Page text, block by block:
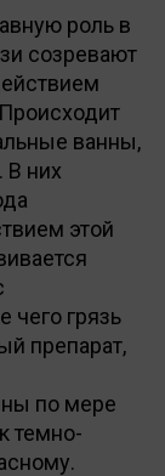
роль в
созревают
ванны,
них
этой
чего грязь
препарат,
по мере
темно-